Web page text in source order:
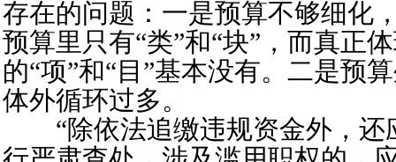
存在的问题：一是预算不够细化
预算里只有“类”和“块”，而真正
的“项”和“目”基本没有。二是预
体外循环过多。
“除依法追缴违规资金外，还